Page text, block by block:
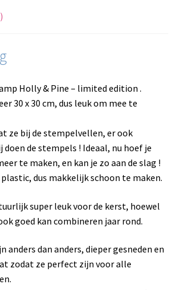
Holly & Pine – limited edition .
30 x 30 cm, dus leuk om mee te
ze bij de stempelvellen, er ook
de stempels ! Ideaal, nu hoef je
te maken, en kan je zo aan de slag !
plastic, dus makkelijk schoon te maken.
super leuk voor de kerst, hoewel
goed kan combineren jaar rond.
anders dan anders, dieper gesneden en
zodat ze perfect zijn voor alle